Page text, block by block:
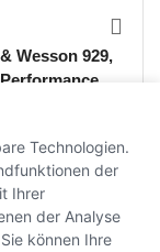
Wesson 929,
Technologien.
der
Ihrer
der Analyse
können Ihre